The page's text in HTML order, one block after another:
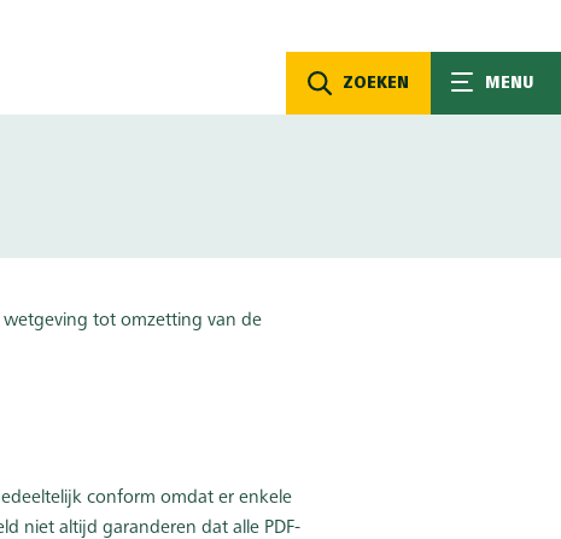
ZOEKEN MENU
wetgeving tot omzetting van de
conform omdat er enkele
niet altijd garanderen dat alle PDF-